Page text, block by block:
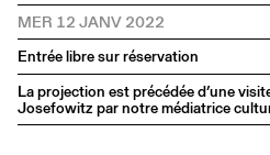
MER 12 JANV 2022
Entrée libre sur réservation
La projection est précédée d’une
Josefowitz par notre médiatrice